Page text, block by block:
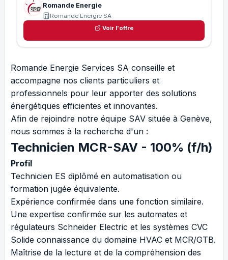
Romande Energie
Romande Energie SA
Voir l'offre
Romande Energie Services SA conseille et
accompagne nos clients particuliers et
professionnels pour leur apporter des solutions
énergétiques efficientes et innovantes.
Afin de rejoindre notre équipe SAV située à Genève,
nous sommes à la recherche d'un :
Technicien MCR-SAV - 100% (f/h)
Profil
Technicien ES diplômé en automatisation ou
formation jugée équivalente.
Expérience confirmée dans une fonction similaire.
Une expertise confirmée sur les automates et
régulateurs Schneider Electric et les systèmes CVC
Solide connaissance du domaine HVAC et MCR/GTB.
Maîtrise de la lecture et de la compréhension des